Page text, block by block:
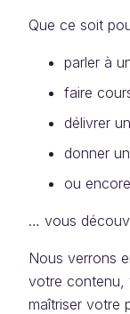
Que ce soit
parler à
faire
délivrer
donner
ou
… vous
Nous verrons
votre contenu,
maîtriser votre